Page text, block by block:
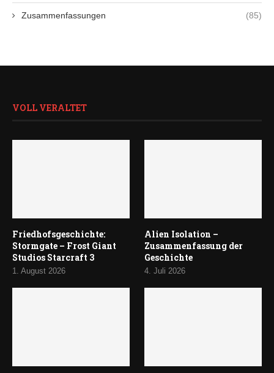
Zusammenfassungen (85)
VOLL VERALTET
Friedhofsgeschichte:
Stormgate – Frost Giant
Studios Starcraft 3
1. August 2026
Alien Isolation –
Zusammenfassung der
Geschichte
4. Juli 2026